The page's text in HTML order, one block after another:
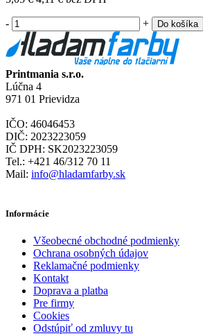
- + Do košíka
Printmania s.r.o.
Lúčna 4
971 01 Prievidza
IČO: 46046453
DIČ: 2023223059
IČ DPH: SK2023223059
Tel.: +421 46/312 70 11
Mail: info@hladamfarby.sk
Informácie
Všeobecné obchodné podmienky
Ochrana osobných údajov
Reklamačné podmienky
Kontakt
Doprava a platba
Pre firmy
Cookies
Odstúpiť od zmluvy tu